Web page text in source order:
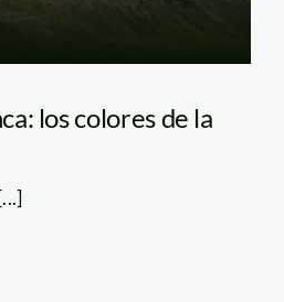
los colores de la